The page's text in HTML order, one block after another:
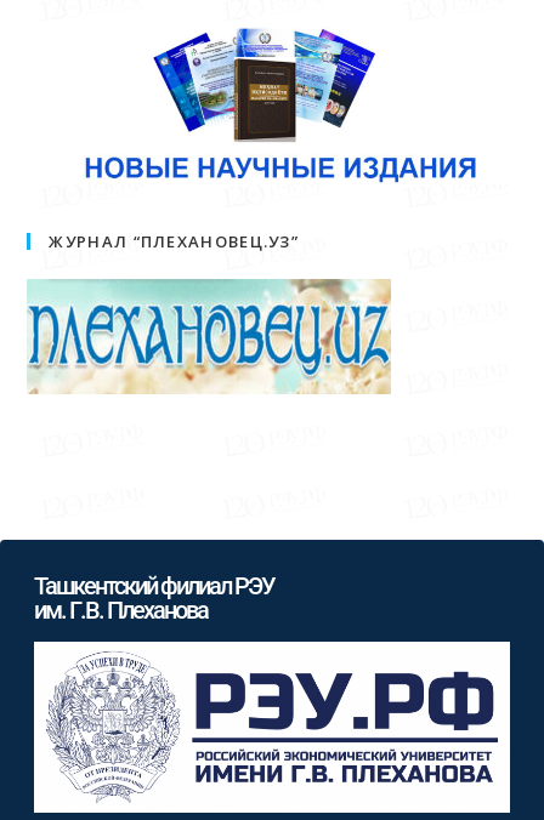
ЖУРНАЛ “ПЛЕХАНОВЕЦ.УЗ”
Ташкентский филиал РЭУ
им. Г.В. Плеханова